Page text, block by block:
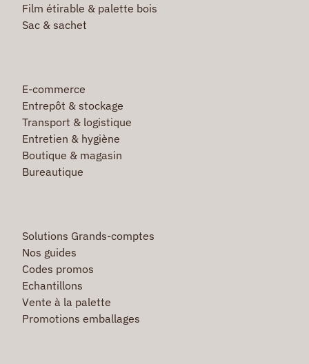
Film étirable & palette bois
Sac & sachet
E-commerce
Entrepôt & stockage
Transport & logistique
Entretien & hygiène
Boutique & magasin
Bureautique
Solutions Grands-comptes
Nos guides
Codes promos
Echantillons
Vente à la palette
Promotions emballages